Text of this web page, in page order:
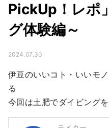
PickUp！レポ
グ体験編～
2024.07.30
伊豆のいいコト・いいモ
る
今回は土肥でダイビング